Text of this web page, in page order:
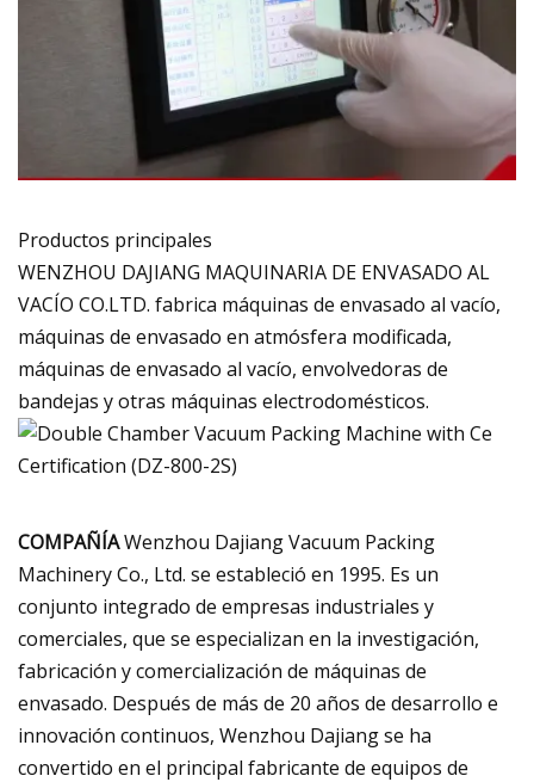
Productos principales
WENZHOU DAJIANG MAQUINARIA DE ENVASADO AL
VACÍO CO.LTD. fabrica máquinas de envasado al vacío,
máquinas de envasado en atmósfera modificada,
máquinas de envasado al vacío, envolvedoras de
bandejas y otras máquinas electrodomésticos.
COMPAÑÍAWenzhou Dajiang Vacuum Packing
Machinery Co., Ltd. se estableció en 1995. Es un
conjunto integrado de empresas industriales y
comerciales, que se especializan en la investigación,
fabricación y comercialización de máquinas de
envasado. Después de más de 20 años de desarrollo e
innovación continuos, Wenzhou Dajiang se ha
convertido en el principal fabricante de equipos de